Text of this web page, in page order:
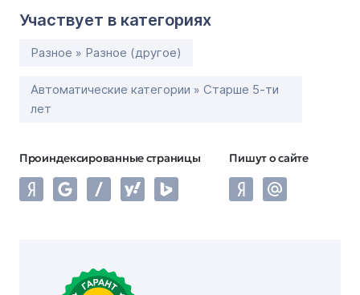
Участвует в категориях
Разное » Разное (другое)
Автоматические категории » Старше 5-ти
лет
Проиндексированные страницы Пишут о сайте